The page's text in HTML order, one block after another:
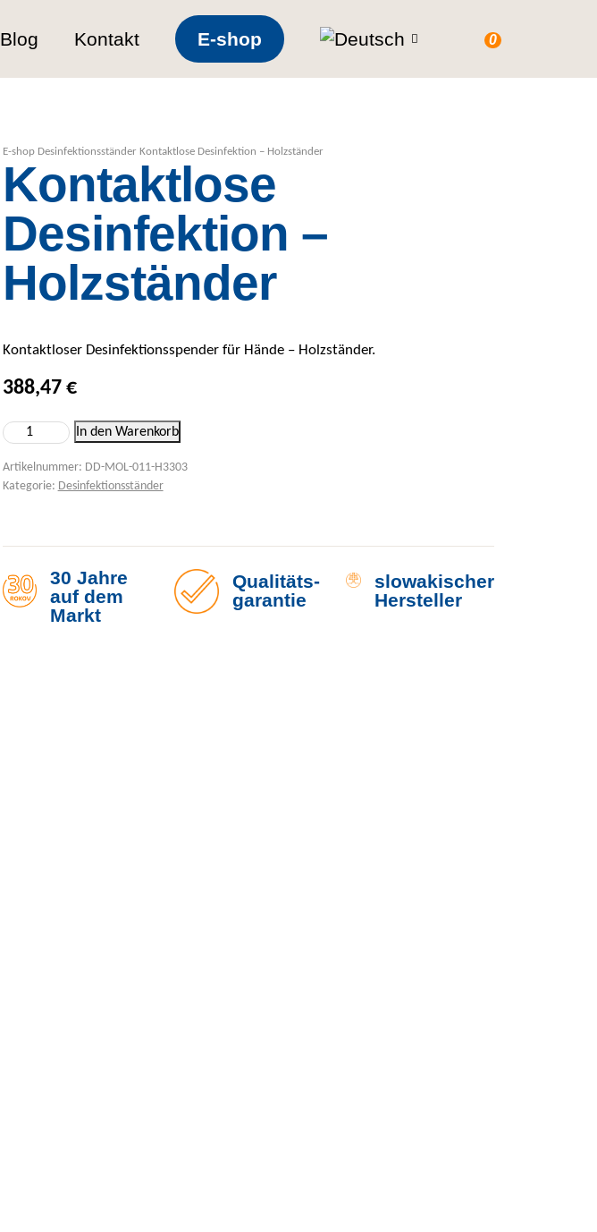
0
Blog Kontakt E-shop
E-shop Desinfektionsständer Kontaktlose Desinfektion – Holzständer
Kontaktlose
Desinfektion –
Holzständer
Kontaktloser Desinfektionsspender für Hände – Holzständer.
388,47 €
Kontaktlose Desinfektion – Holzständer Menge
In den Warenkorb
Artikelnummer: DD-MOL-011-H3303
Kategorie: Desinfektionsständer
30 Jahre
auf dem
Markt
Qualitäts-
garantie
slowakischer
Hersteller